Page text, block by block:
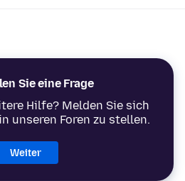
Sie eine Frage
Hilfe? Melden Sie sich
unseren Foren zu stellen.
Weiter